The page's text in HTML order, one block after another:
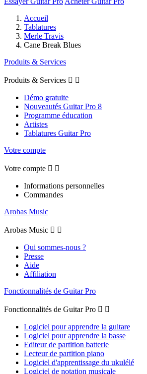
Accueil
Tablatures
Merle Travis
Cane Break Blues
Produits & Services
Produits & Services  
Démo gratuite
Nouveautés Guitar Pro 8
Programme éducation
Artistes
Tablatures Guitar Pro
Votre compte
Votre compte  
Informations personnelles
Commandes
Arobas Music
Arobas Music  
Qui sommes-nous ?
Presse
Aide
Affiliation
Fonctionnalités de Guitar Pro
Fonctionnalités de Guitar Pro  
Logiciel pour apprendre la guitare
Logiciel pour apprendre la basse
Editeur de partition batterie
Lecteur de partition piano
Logiciel d'apprentissage du ukulélé
Logiciel de notation musicale